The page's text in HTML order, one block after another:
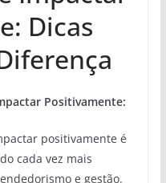
Dicas
Positivamente:
positivamente é
cada vez mais
e gestão.